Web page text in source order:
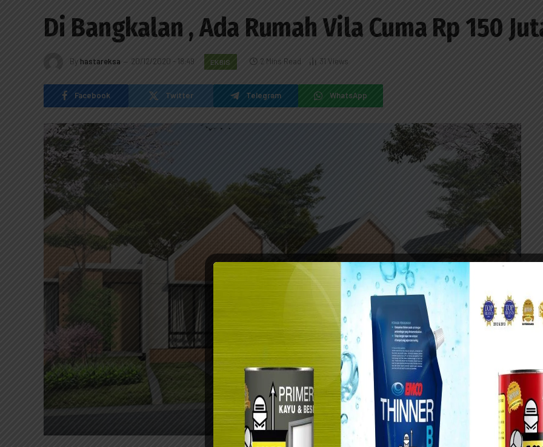
Di Bangkalan , Ada Rumah Vila Cuma Rp 150
By hastareksa 20/12/2020 - 18:49 EKBIS 2 Mins Read 31 Views
Facebook Twitter Telegram WhatsApp